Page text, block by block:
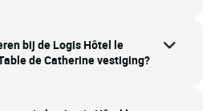
bij de Logis Hôtel le
de Catherine vestiging?